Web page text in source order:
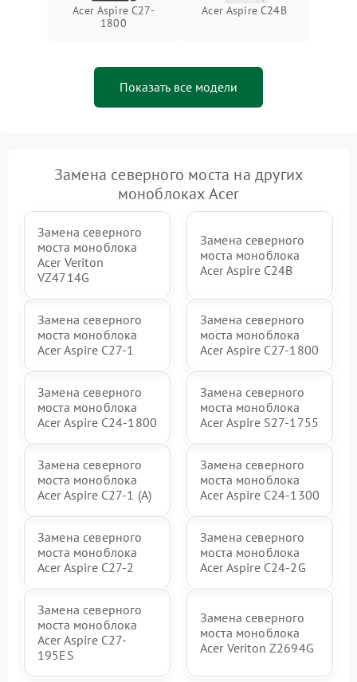
Acer Aspire C27-
1800
Acer Aspire C24B
Показать все модели
Замена северного моста на других
моноблоках Acer
Замена северного
моста моноблока
Acer Veriton
VZ4714G
Замена северного
моста моноблока
Acer Aspire C24B
Замена северного
моста моноблока
Acer Aspire C27-1
Замена северного
моста моноблока
Acer Aspire C27-1800
Замена северного
моста моноблока
Acer Aspire C24-1800
Замена северного
моста моноблока
Acer Aspire S27-1755
Замена северного
моста моноблока
Acer Aspire C27-1 (A)
Замена северного
моста моноблока
Acer Aspire C24-1300
Замена северного
моста моноблока
Acer Aspire C27-2
Замена северного
моста моноблока
Acer Aspire C24-2G
Замена северного
моста моноблока
Acer Aspire C27-
195ES
Замена северного
моста моноблока
Acer Veriton Z2694G